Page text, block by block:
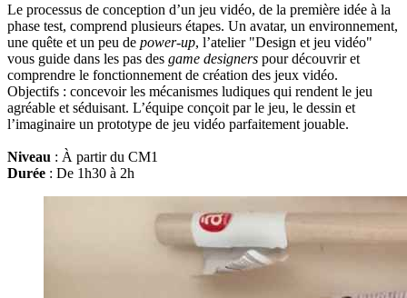
Le processus de conception d’un jeu vidéo, de la première idée à la
phase test, comprend plusieurs étapes. Un avatar, un environnement,
une quête et un peu de power-up, l’atelier "Design et jeu vidéo"
vous guide dans les pas des game designers pour découvrir et
comprendre le fonctionnement de création des jeux vidéo.
Objectifs : concevoir les mécanismes ludiques qui rendent le jeu
agréable et séduisant. L’équipe conçoit par le jeu, le dessin et
l’imaginaire un prototype de jeu vidéo parfaitement jouable.
Niveau : À partir du CM1
Durée : De 1h30 à 2h